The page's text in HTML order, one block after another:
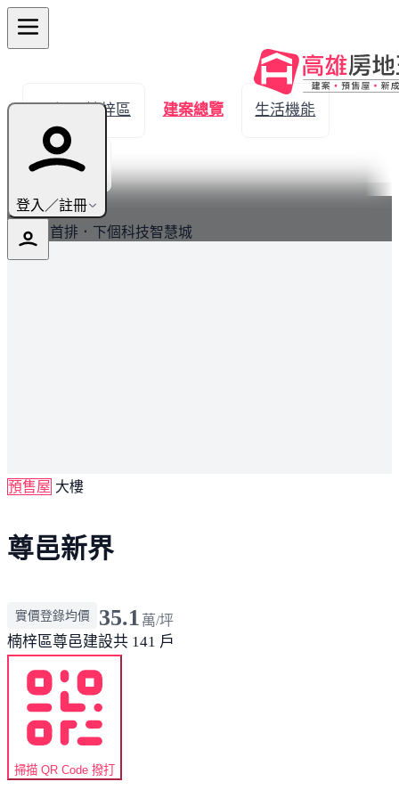
登入／註冊
← 返回楠梓區 建案總覽 生活機能
實價登錄
最新
台積真首排．下個科技智慧城
預售屋 大樓
尊邑新界
實價登錄均價 35.1 萬/坪
楠梓區尊邑建設共 141 戶
掃描 QR Code 撥打